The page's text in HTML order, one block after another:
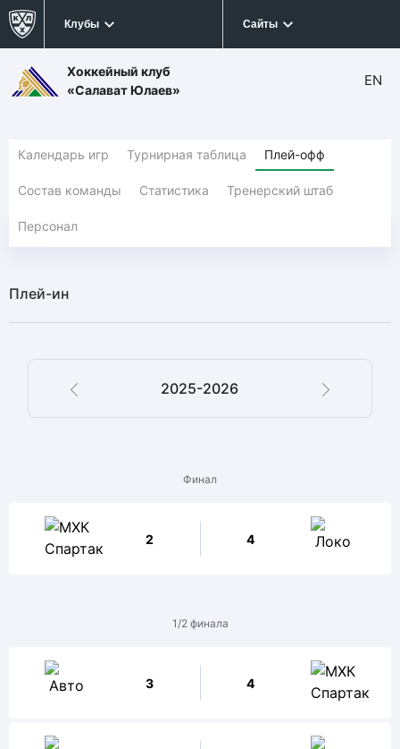
Клубы Сайты
Хоккейный клуб
«Салават Юлаев»
EN
Календарь игр Турнирная таблица Плей-офф
Состав команды Статистика Тренерский штаб
Персонал
Плей-ин
2025-2026
1/2 финала
3 4
Финал
2 4